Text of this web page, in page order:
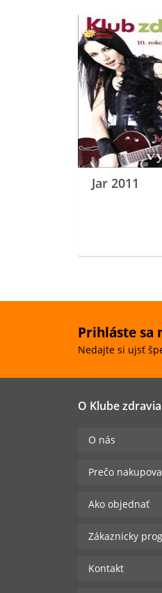
Jar 2011
Prihláste sa
Nedajte si ujsť
O Klube zdravia
O nás
Prečo
Ako objednať
Zákaznicky
Kontakt